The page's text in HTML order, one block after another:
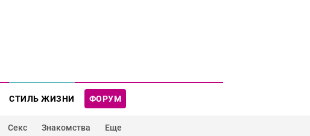
ФОРУМ
СТИЛЬ ЖИЗНИ
Секс Знакомства Еще